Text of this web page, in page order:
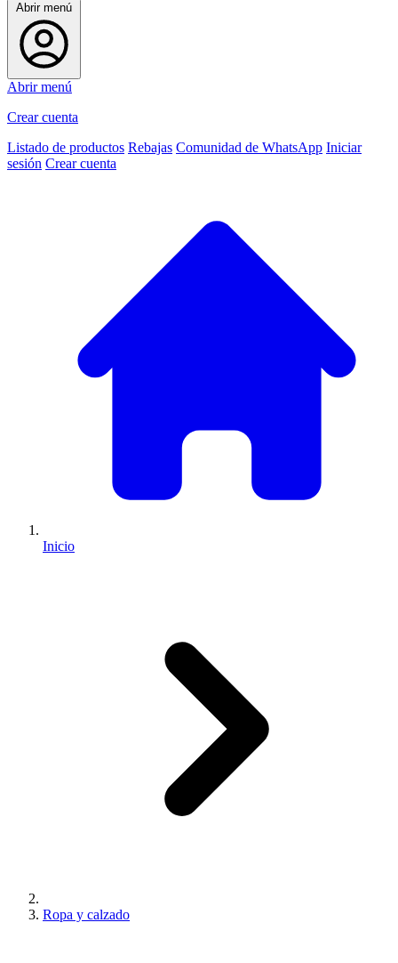
Abrir menú
Abrir menú
Crear cuenta
Listado de productos Rebajas Comunidad de WhatsApp Iniciar
sesión Crear cuenta
Inicio
Ropa y calzado